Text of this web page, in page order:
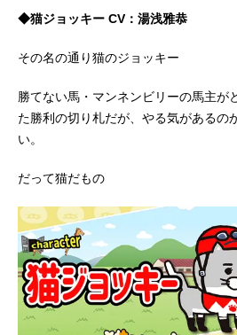
◆猫ジョッキー CV：湯浅雅恭
その名の通り猫のジョッキー
勝てない馬・マンネンビリーの馬主が
た勝利の切り札だが、やる気があるの
い。
だって猫だもの